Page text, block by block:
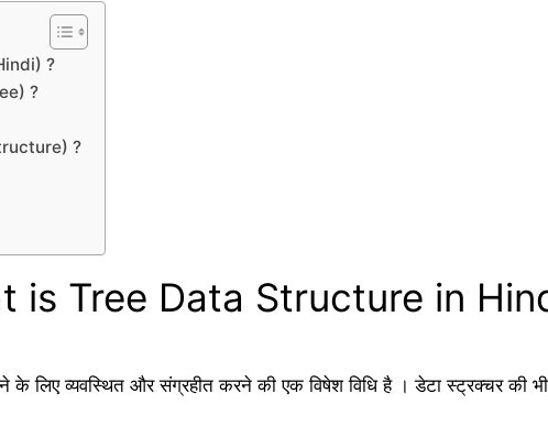
?
?
?
is Tree Data Structure in
के लिए व्यवस्थित और संग्रहीत करने की एक विषेश विधि है । डेटा स्ट्रक्चर की